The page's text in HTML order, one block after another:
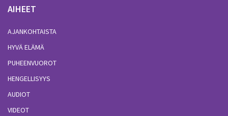
AIHEET
AJANKOHTAISTA
HYVÄ ELÄMÄ
PUHEENVUOROT
HENGELLISYYS
AUDIOT
VIDEOT